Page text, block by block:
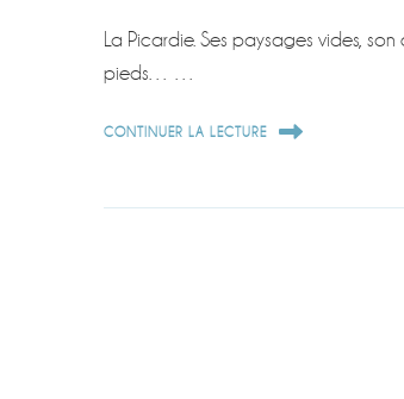
La Picardie. Ses paysages vides,
pieds… …
CONTINUER LA LECTURE